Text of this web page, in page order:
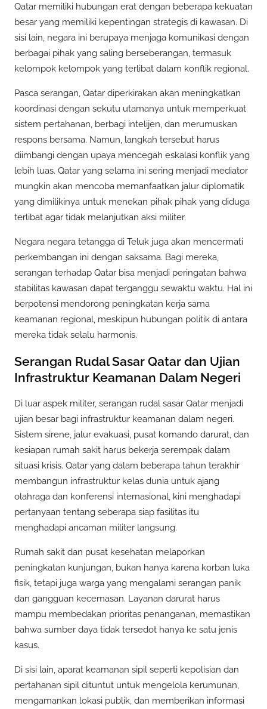
Qatar memiliki hubungan erat dengan beberapa kekuatan
besar yang memiliki kepentingan strategis di kawasan. Di
sisi lain, negara ini berupaya menjaga komunikasi dengan
berbagai pihak yang saling berseberangan, termasuk
kelompok kelompok yang terlibat dalam konflik regional.
Pasca serangan, Qatar diperkirakan akan meningkatkan
koordinasi dengan sekutu utamanya untuk memperkuat
sistem pertahanan, berbagi intelijen, dan merumuskan
respons bersama. Namun, langkah tersebut harus
diimbangi dengan upaya mencegah eskalasi konflik yang
lebih luas. Qatar yang selama ini sering menjadi mediator
mungkin akan mencoba memanfaatkan jalur diplomatik
yang dimilikinya untuk menekan pihak pihak yang diduga
terlibat agar tidak melanjutkan aksi militer.
Negara negara tetangga di Teluk juga akan mencermati
perkembangan ini dengan saksama. Bagi mereka,
serangan terhadap Qatar bisa menjadi peringatan bahwa
stabilitas kawasan dapat terganggu sewaktu waktu. Hal ini
berpotensi mendorong peningkatan kerja sama
keamanan regional, meskipun hubungan politik di antara
mereka tidak selalu harmonis.
Serangan Rudal Sasar Qatar dan Ujian
Infrastruktur Keamanan Dalam Negeri
Di luar aspek militer, serangan rudal sasar Qatar menjadi
ujian besar bagi infrastruktur keamanan dalam negeri.
Sistem sirene, jalur evakuasi, pusat komando darurat, dan
kesiapan rumah sakit harus bekerja serempak dalam
situasi krisis. Qatar yang dalam beberapa tahun terakhir
membangun infrastruktur kelas dunia untuk ajang
olahraga dan konferensi internasional, kini menghadapi
pertanyaan tentang seberapa siap fasilitas itu
menghadapi ancaman militer langsung.
Rumah sakit dan pusat kesehatan melaporkan
peningkatan kunjungan, bukan hanya karena korban luka
fisik, tetapi juga warga yang mengalami serangan panik
dan gangguan kecemasan. Layanan darurat harus
mampu membedakan prioritas penanganan, memastikan
bahwa sumber daya tidak tersedot hanya ke satu jenis
kasus.
Di sisi lain, aparat keamanan sipil seperti kepolisian dan
pertahanan sipil dituntut untuk mengelola kerumunan,
mengamankan lokasi publik, dan memberikan informasi